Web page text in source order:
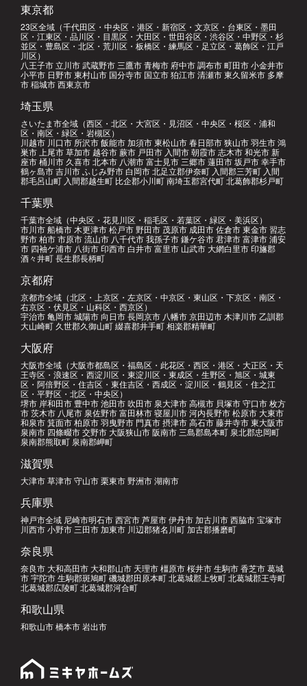
東京都
23区全域（千代田区・中央区・港区・新宿区・文京区・台東区・墨田
区・江東区・品川区・目黒区・大田区・世田谷区・渋谷区・中野区・杉
並区・豊島区・北区・荒川区・板橋区・練馬区・足立区・葛飾区・江戸
川区）
八王子市 立川市 武蔵野市 三鷹市 青梅市 府中市 調布市 町田市 小金井市
小平市 日野市 東村山市 国分寺市 国立市 狛江市 清瀬市 東久留米市 多摩
市 稲城市 西東京市
埼玉県
さいたま市全域（西区・北区・大宮区・見沼区・中央区・桜区・浦和
区・南区・緑区・岩槻区）
川越市 川口市 所沢市 飯能市 加須市 東松山市 春日部市 狭山市 羽生市 鴻
巣市 上尾市 草加市 越谷市 蕨市 戸田市 入間市 朝霞市 志木市 和光市 新
座市 桶川市 久喜市 北本市 八潮市 富士見市 三郷市 蓮田市 坂戸市 幸手市
鶴ヶ島市 吉川市 ふじみ野市 白岡市 北足立郡伊奈町 入間郡三芳町 入間
郡毛呂山町 入間郡越生町 比企郡小川町 南埼玉郡宮代町 北葛飾郡杉戸町
千葉県
千葉市全域（中央区・花見川区・稲毛区・若葉区・緑区・美浜区）
市川市 船橋市 木更津市 松戸市 野田市 茂原市 成田市 佐倉市 東金市 習志
野市 柏市 市原市 流山市 八千代市 我孫子市 鎌ケ谷市 君津市 富津市 浦安
市 四袖ケ浦市 八街市 印西市 白井市 富里市 山武市 大網白里市 印旛郡
酒々井町 長生郡長柄町
京都府
京都市全域（北区・上京区・左京区・中京区・東山区・下京区・南区・
右京区・伏見区・山科区・西京区）
宇治市 亀岡市 城陽市 向日市 長岡京市 八幡市 京田辺市 木津川市 乙訓郡
大山崎町 久世郡久御山町 綴喜郡井手町 相楽郡精華町
大阪府
大阪市全域（大阪市都島区・福島区・此花区・西区・港区・大正区・天
王寺区・浪速区・西淀川区・東淀川区・東成区・生野区・旭区・城東
区・阿倍野区・住吉区・東住吉区・西成区・淀川区・鶴見区・住之江
区・平野区・北区・中央区）
堺市 岸和田市 豊中市 池田市 吹田市 泉大津市 高槻市 貝塚市 守口市 枚方
市 茨木市 八尾市 泉佐野市 富田林市 寝屋川市 河内長野市 松原市 大東市
和泉市 箕面市 柏原市 羽曳野市 門真市 摂津市 高石市 藤井寺市 東大阪市
泉南市 四條畷市 交野市 大阪狭山市 阪南市 三島郡島本町 泉北郡忠岡町
泉南郡熊取町 泉南郡岬町
滋賀県
大津市 草津市 守山市 栗東市 野洲市 湖南市
兵庫県
神戸市全域 尼崎市明石市 西宮市 芦屋市 伊丹市 加古川市 西脇市 宝塚市
川西市 小野市 三田市 加東市 川辺郡猪名川町 加古郡播磨町
奈良県
奈良市 大和高田市 大和郡山市 天理市 橿原市 桜井市 生駒市 香芝市 葛城
市 宇陀市 生駒郡斑鳩町 磯城郡田原本町 北葛城郡上牧町 北葛城郡王寺町
北葛城郡広陵町 北葛城郡河合町
和歌山県
和歌山市 橋本市 岩出市